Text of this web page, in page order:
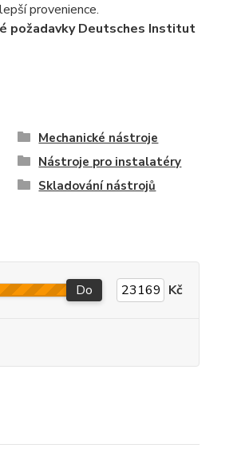
provenience.
požadavky Deutsches Institut
Mechanické nástroje
Nástroje pro instalatéry
Skladování nástrojů
Do Kč